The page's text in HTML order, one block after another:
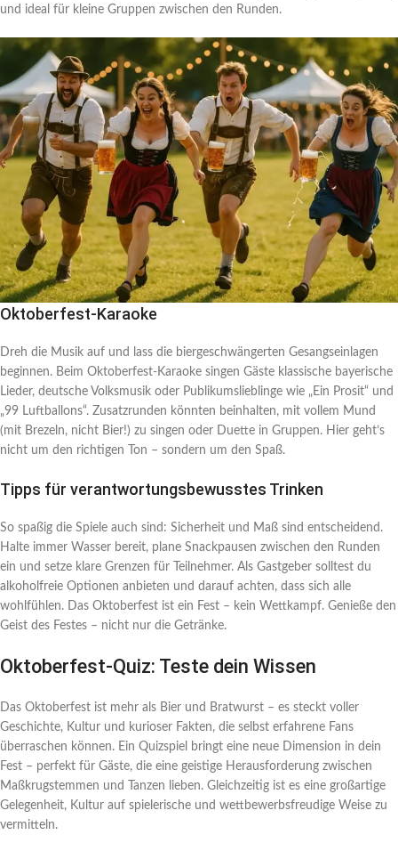
und ideal für kleine Gruppen zwischen den Runden.
Oktoberfest-Karaoke
Dreh die Musik auf und lass die biergeschwängerten Gesangseinlagen
beginnen. Beim Oktoberfest-Karaoke singen Gäste klassische bayerische
Lieder, deutsche Volksmusik oder Publikumslieblinge wie „Ein Prosit“ und
„99 Luftballons“. Zusatzrunden könnten beinhalten, mit vollem Mund
(mit Brezeln, nicht Bier!) zu singen oder Duette in Gruppen. Hier geht’s
nicht um den richtigen Ton – sondern um den Spaß.
Tipps für verantwortungsbewusstes Trinken
So spaßig die Spiele auch sind: Sicherheit und Maß sind entscheidend.
Halte immer Wasser bereit, plane Snackpausen zwischen den Runden
ein und setze klare Grenzen für Teilnehmer. Als Gastgeber solltest du
alkoholfreie Optionen anbieten und darauf achten, dass sich alle
wohlfühlen. Das Oktoberfest ist ein Fest – kein Wettkampf. Genieße den
Geist des Festes – nicht nur die Getränke.
Oktoberfest-Quiz: Teste dein Wissen
Das Oktoberfest ist mehr als Bier und Bratwurst – es steckt voller
Geschichte, Kultur und kurioser Fakten, die selbst erfahrene Fans
überraschen können. Ein Quizspiel bringt eine neue Dimension in dein
Fest – perfekt für Gäste, die eine geistige Herausforderung zwischen
Maßkrugstemmen und Tanzen lieben. Gleichzeitig ist es eine großartige
Gelegenheit, Kultur auf spielerische und wettbewerbsfreudige Weise zu
vermitteln.